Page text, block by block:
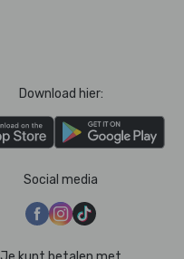
Download hier:
Social media